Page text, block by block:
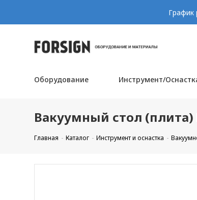
График
Оборудование Инструмент/
Вакуумный стол (плита)
Главная Каталог Инструмент и оснастка